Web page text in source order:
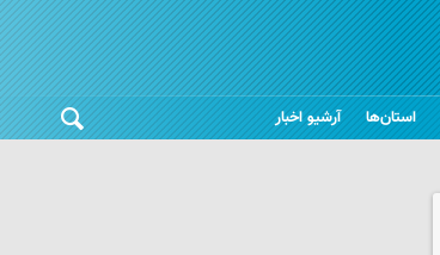
استان‌ها آرشیو اخبار